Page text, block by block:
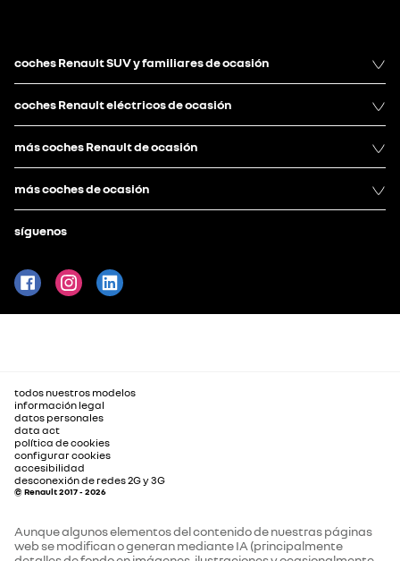
coches Renault SUV y familiares de ocasión
coches Renault eléctricos de ocasión
más coches Renault de ocasión
más coches de ocasión
síguenos
todos nuestros modelos
información legal
datos personales
data act
política de cookies
configurar cookies
accesibilidad
desconexión de redes 2G y 3G
© Renault 2017 - 2026
Aunque algunos elementos del contenido de nuestras páginas
web se modifican o generan mediante IA (principalmente